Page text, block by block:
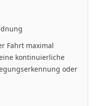
Fahrt maximal
kontinuierliche
oder